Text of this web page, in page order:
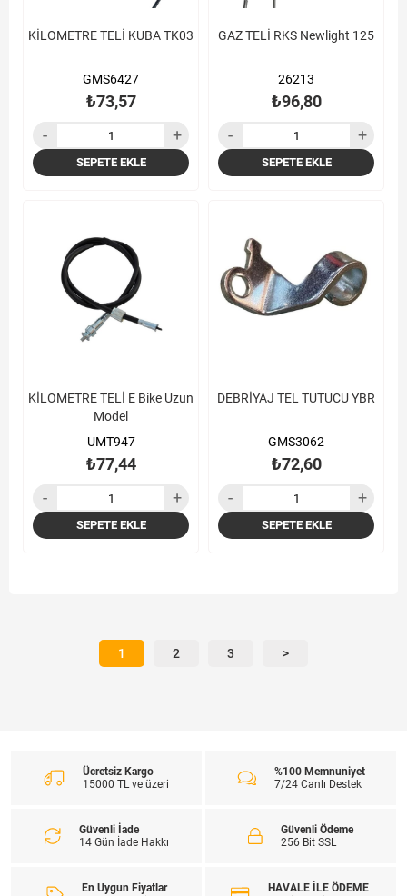
KİLOMETRE TELİ KUBA TK03
GMS6427
₺73,57
SEPETE EKLE
GAZ TELİ RKS Newlight 125
26213
₺96,80
SEPETE EKLE
KİLOMETRE TELİ E Bike Uzun
Model
UMT947
₺77,44
SEPETE EKLE
DEBRİYAJ TEL TUTUCU YBR
GMS3062
₺72,60
SEPETE EKLE
1 2 3 >
Ücretsiz Kargo
15000 TL ve üzeri
%100 Memnuniyet
7/24 Canlı Destek
Güvenli İade
14 Gün İade Hakkı
Güvenli Ödeme
256 Bit SSL
En Uygun Fiyatlar
HAVALE İLE ÖDEME